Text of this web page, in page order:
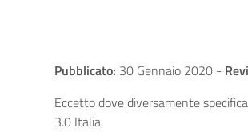
Pubblicato: 30 Gennaio 2020 -
Eccetto dove diversamente
3.0 Italia.